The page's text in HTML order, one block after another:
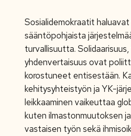
Sosialidemokraatit
sääntöpohjaista
turvallisuutta.
yhdenvertaisuus ovat
korostuneet entisestään.
kehitysyhteistyön ja YK-
leikkaaminen vaikeuttaa
kuten ilmastonmuutoksen
vastaisen työn sekä